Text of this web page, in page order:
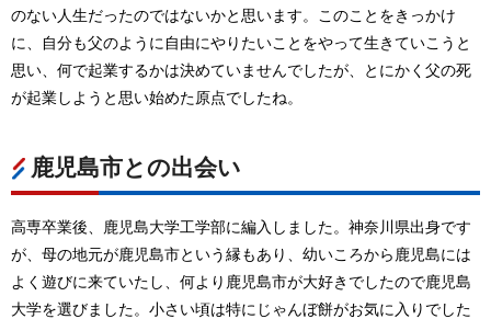
のない人生だったのではないかと思います。このことをきっかけ
に、自分も父のように自由にやりたいことをやって生きていこうと
思い、何で起業するかは決めていませんでしたが、とにかく父の死
が起業しようと思い始めた原点でしたね。
鹿児島市との出会い
高専卒業後、鹿児島大学工学部に編入しました。神奈川県出身です
が、母の地元が鹿児島市という縁もあり、幼いころから鹿児島には
よく遊びに来ていたし、何より鹿児島市が大好きでしたので鹿児島
大学を選びました。小さい頃は特にじゃんぼ餅がお気に入りでした